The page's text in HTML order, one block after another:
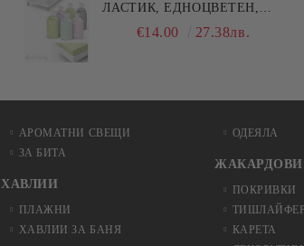
ЛАСТИК, ЕДНОЦВЕТЕН,
100% ПАМУК, РАЗЛИЧНИ
€14.00 27.38лв.
АРОМАТНИ СВЕЩИ
ЗА БИТА
ХАВЛИИ
ПЛАЖНИ
ХАВЛИИ ЗА БАНЯ
ОДЕЯЛА
ЖАКАРДОВИ
ПОКРИВКИ
КАРЕТА